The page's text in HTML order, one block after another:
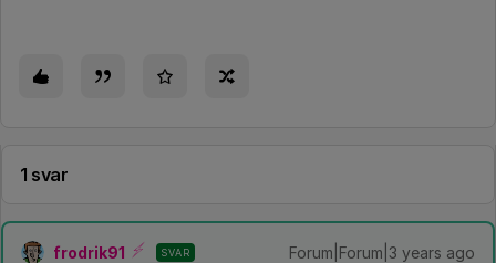
1 svar
frodrik91 SVAR Forum|Forum|3 years ago